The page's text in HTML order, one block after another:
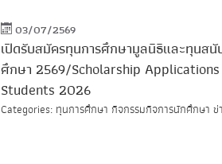
03/07/2569
เปิดรับสมัครทุนการศึกษามูลนิธิและทุนส
ศึกษา 2569/Scholarship
Students 2026
Categories: ทุนการศึกษา กิจกรรมกิจการนักศึกษา